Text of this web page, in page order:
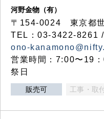
河野金物（有）
〒154-0024 東京都
TEL：03-3422-8261
ono-
営業時間：7:00〜19
祭日
販売可 工事・取